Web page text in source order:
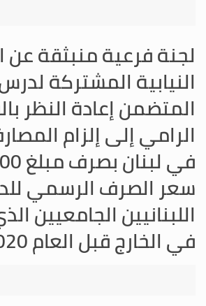
لجنة فرعية منبثقة عن
النيابية المشتركة
المتضمن إعادة النظر
الرامي إلى إلزام
سعر الصرف الرسمي
اللبنانيين الجامعيين
في الخارج قبل العام 2020 – 2021